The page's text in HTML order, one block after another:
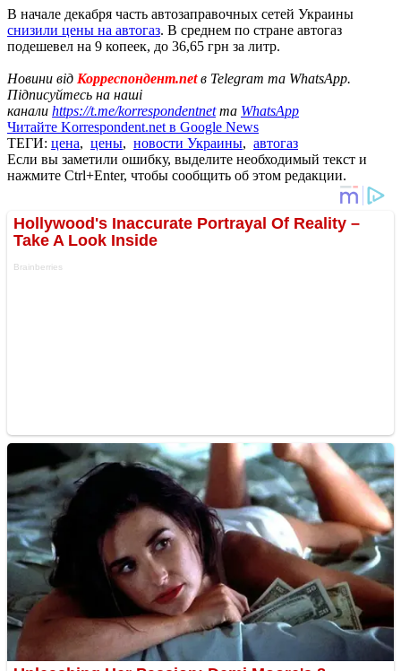
В начале декабря часть автозаправочных сетей Украины
снизили цены на автогаз. В среднем по стране автогаз
подешевел на 9 копеек, до 36,65 грн за литр.
Новини від Корреспондент.netв Telegram та WhatsApp.
Підписуйтесь на наші
канали https://t.me/korrespondentnetта WhatsApp
Читайте Korrespondent.net в Google News
ТЕГИ: цена, цены, новости Украины, автогаз
Если вы заметили ошибку, выделите необходимый текст и
нажмите Ctrl+Enter, чтобы сообщить об этом редакции.